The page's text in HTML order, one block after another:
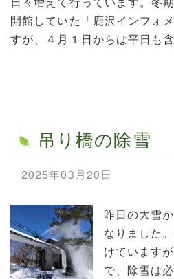
開館していた「鹿沢インフォ
すが、４月１日からは平日も
吊り橋の除雪
2025年03月20日
昨日の大雪
なりました
けています
で、除雪は